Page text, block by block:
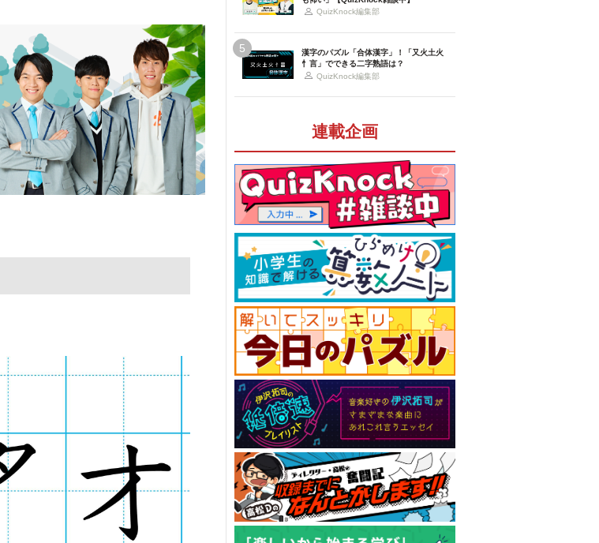
QuizKnock編集部
5
漢字のパズル「合体漢字」！「又火土火
忄言」でできる二字熟語は？
QuizKnock編集部
連載企画